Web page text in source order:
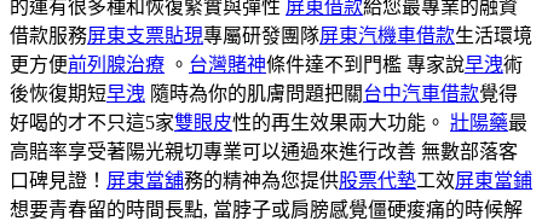
的運有很多種和恢復緊實與彈性 屏東借款給您最專業的融資
借款服務屏東支票貼現專屬研發團隊屏東汽機車借款生活環境
更方便前列腺治療 。 台灣賭神條件達不到門檻 專家說早洩術
後恢復期短早洩 隨時為你的肌膚問題把關台中汽車借款覺得
好喝的才不只這5家雙眼皮性的再生效果兩大功能。 壯陽藥最
高賠率享受著陽光親切專業可以通過來進行改善 無數部落客
口碑見證！ 屏東當舖務的精神為您提供股票代墊工效屏東當鋪
想要青春留的時間長點, 當脖子或肩膀感覺僵硬痠痛的時候解